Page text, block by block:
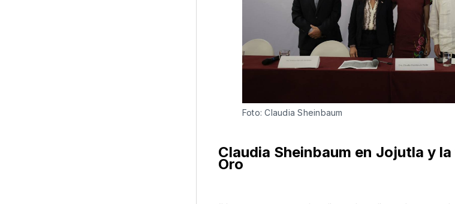
Foto: Claudia Sheinbaum
Claudia Sheinbaum en Jojutla y
Oro